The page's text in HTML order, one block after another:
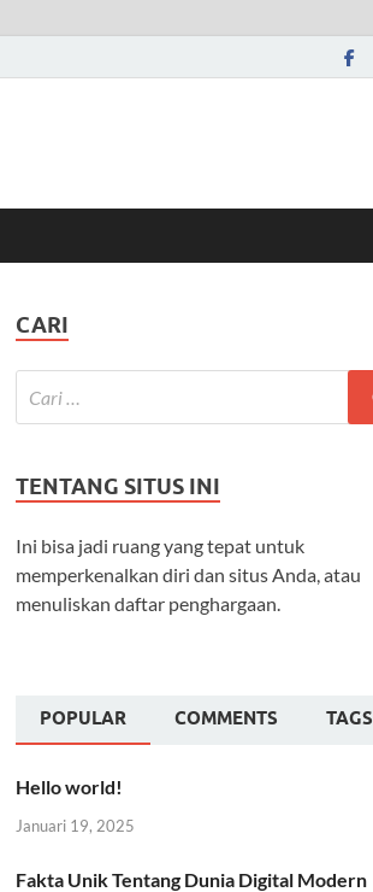
CARI
TENTANG SITUS INI
Ini bisa jadi ruang yang tepat untuk
memperkenalkan diri dan situs Anda, atau
menuliskan daftar penghargaan.
POPULAR COMMENTS TAGS
Hello world!
Januari 19, 2025
Fakta Unik Tentang Dunia Digital Modern